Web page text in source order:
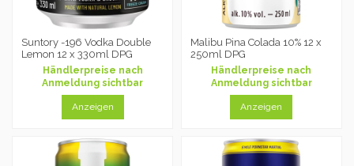
Suntory -196 Vodka Double
Lemon 12 x 330ml DPG
Händlerpreise nach
Anmeldung sichtbar
Anzeigen
Malibu Pina Colada 10% 12 x
250ml DPG
Händlerpreise nach
Anmeldung sichtbar
Anzeigen